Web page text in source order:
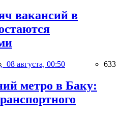
вакансий в
08 августа, 00:50 633
метро в Баку: